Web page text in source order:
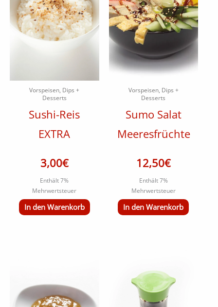
Vorspeisen, Dips +
Desserts
Sushi-Reis
EXTRA
3,00€
Enthält 7%
Mehrwertsteuer
In den Warenkorb
Vorspeisen, Dips +
Desserts
Sumo Salat
Meeresfrüchte
12,50€
Enthält 7%
Mehrwertsteuer
In den Warenkorb